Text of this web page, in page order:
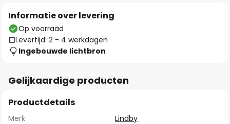
Informatie over levering
Op voorraad
Levertijd: 2 - 4 werkdagen
Ingebouwde lichtbron
Gelijkaardige producten
Productdetails
Merk
Lindby